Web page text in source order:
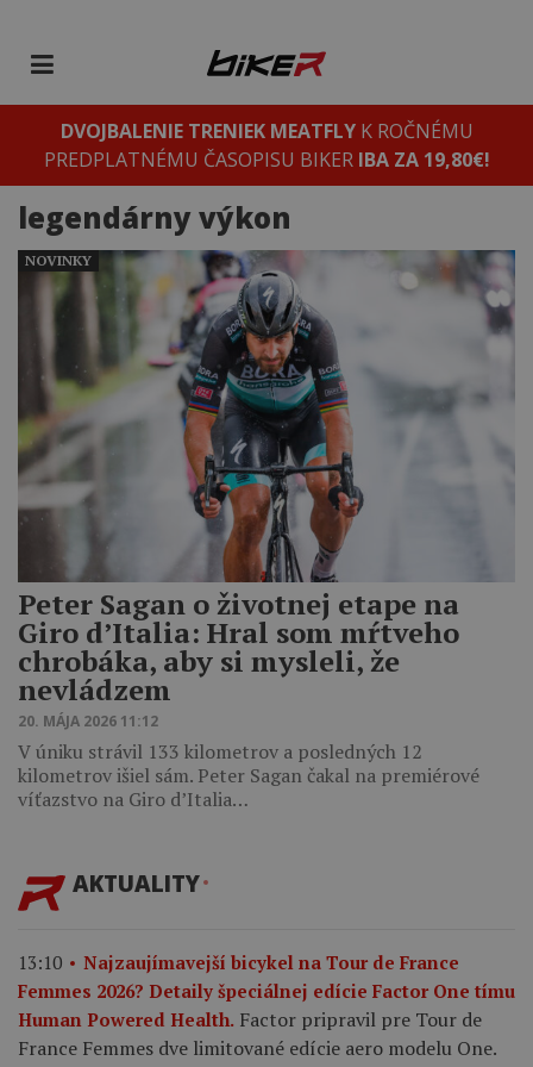
DVOJBALENIE TRENIEK MEATFLYK ROČNÉMU
PREDPLATNÉMU ČASOPISU BIKER IBA ZA 19,80€!
legendárny výkon
Peter Sagan o životnej etape na
Giro d’Italia: Hral som mŕtveho
chrobáka, aby si mysleli, že
nevládzem
20. MÁJA 2026 11:12
V úniku strávil 133 kilometrov a posledných 12
kilometrov išiel sám. Peter Sagan čakal na premiérové
víťazstvo na Giro d’Italia…
NOVINKY
AKTUALITY
13:10
Najzaujímavejší bicykel na Tour de France
Femmes 2026? Detaily špeciálnej edície Factor One tímu
Human Powered Health. Factor pripravil pre Tour de
France Femmes dve limitované edície aero modelu One.